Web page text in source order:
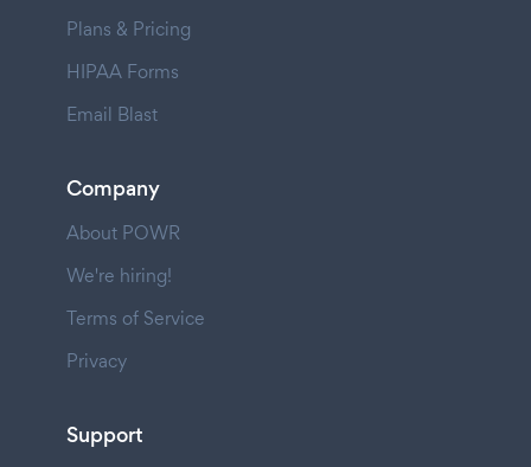
Plans & Pricing
HIPAA Forms
Email Blast
Company
About POWR
We're hiring!
Terms of Service
Privacy
Support